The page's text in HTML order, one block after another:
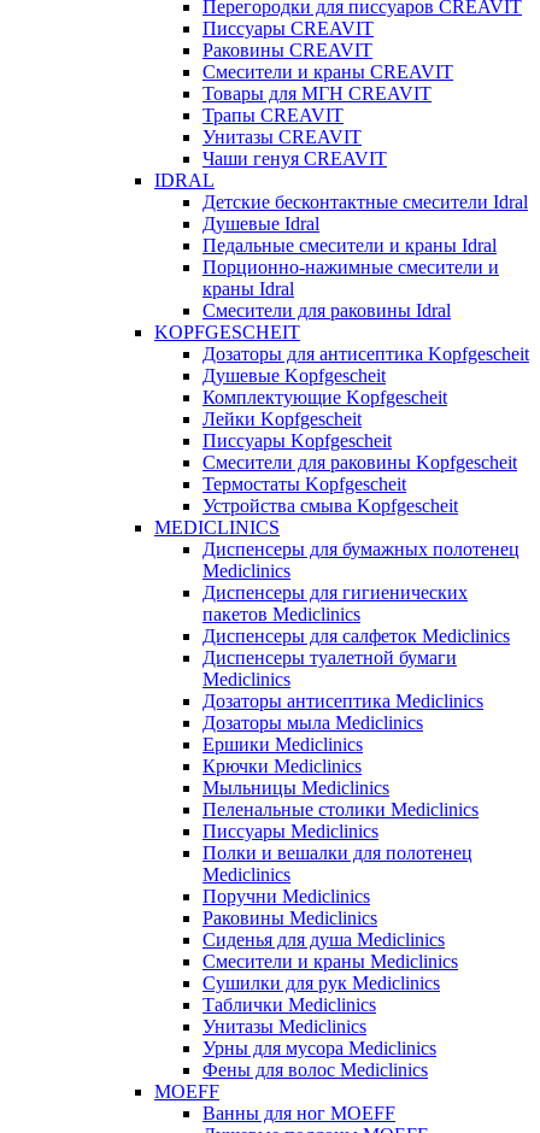
Перегородки для писсуаров CREAVIT
Писсуары CREAVIT
Раковины CREAVIT
Смесители и краны CREAVIT
Товары для МГН CREAVIT
Трапы CREAVIT
Унитазы CREAVIT
Чаши генуя CREAVIT
IDRAL
Детские бесконтактные смесители Idral
Душевые Idral
Педальные смесители и краны Idral
Порционно-нажимные смесители и
краны Idral
Смеcители для раковины Idral
KOPFGESCHEIT
Дозаторы для антисептика Kopfgescheit
Душевые Kopfgescheit
Комплектующие Kopfgescheit
Лейки Kopfgescheit
Писсуары Kopfgescheit
Смесители для раковины Kopfgescheit
Термостаты Kopfgescheit
Устройства смыва Kopfgescheit
MEDICLINICS
Диспенсеры для бумажных полотенец
Mediclinics
Диспенсеры для гигиенических
пакетов Mediclinics
Диспенсеры для салфеток Mediclinics
Диспенсеры туалетной бумаги
Mediclinics
Дозаторы антисептика Mediclinics
Дозаторы мыла Mediclinics
Ершики Mediclinics
Крючки Mediclinics
Мыльницы Mediclinics
Пеленальные столики Mediclinics
Писсуары Mediclinics
Полки и вешалки для полотенец
Mediclinics
Поручни Mediclinics
Раковины Mediclinics
Сиденья для душа Mediclinics
Смесители и краны Mediclinics
Сушилки для рук Mediclinics
Таблички Mediclinics
Унитазы Mediclinics
Урны для мусора Mediclinics
Фены для волос Mediclinics
MOEFF
Ванны для ног MOEFF